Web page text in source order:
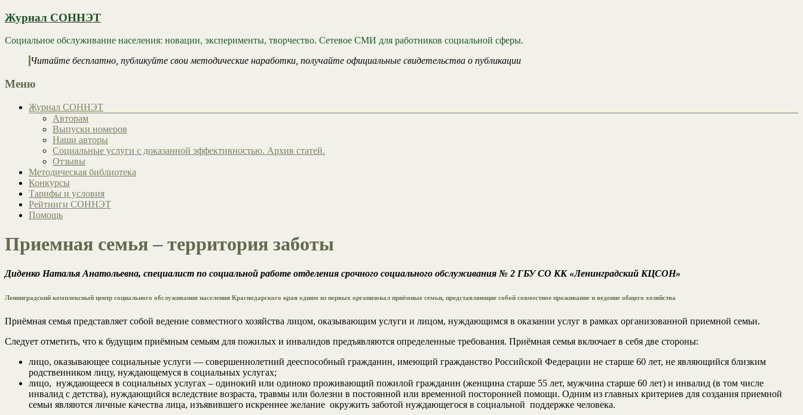
Журнал СОННЭТ
Социальное обслуживание населения: новации, эксперименты, творчество. Сетевое СМИ для работников социальной сферы.
Читайте бесплатно, публикуйте свои методические наработки, получайте официальные свидетельства о публикации
Меню
Журнал СОННЭТ
Авторам
Выпуски номеров
Наши авторы
Социальные услуги с доказанной эффективностью. Архив статей.
Отзывы
Методическая библиотека
Конкурсы
Тарифы и условия
Рейтинги СОННЭТ
Помощь
Приемная семья – территория заботы
Диденко Наталья Анатольевна, специалист по социальной работе отделения срочного социального обслуживания № 2 ГБУ СО КК «Ленинградский КЦСОН»
Ленинградский комплексный центр социального обслуживания населения Краснодарского края одним из первых организовал приёмные семьи, представляющие собой совместное проживание и ведение общего хозяйства
Приёмная семья представляет собой ведение совместного хозяйства лицом, оказывающим услуги и лицом, нуждающимся в оказании услуг в рамках организованной приемной семьи.
Следует отметить, что к будущим приёмным семьям для пожилых и инвалидов предъявляются определенные требования. Приёмная семья включает в себя две стороны:
лицо, оказывающее социальные услуги — совершеннолетний дееспособный гражданин, имеющий гражданство Российской Федерации не старше 60 лет, не являющийся близким
родственником лицу, нуждающемуся в социальных услугах;
лицо, нуждающееся в социальных услугах – одинокий или одиноко проживающий пожилой гражданин (женщина старше 55 лет, мужчина старше 60 лет) и инвалид (в том числе
инвалид с детства), нуждающийся вследствие возраста, травмы или болезни в постоянной или временной посторонней помощи. Одним из главных критериев для создания приемной
семьи являются личные качества лица, изъявившего искреннее желание окружить заботой нуждающегося в социальной поддержке человека.